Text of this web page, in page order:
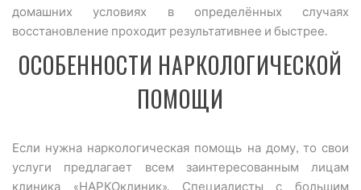
домашних условиях в определённых случаях
восстановление проходит результативнее и быстрее.
ОСОБЕННОСТИ НАРКОЛОГИЧЕСКОЙ
ПОМОЩИ
Если нужна наркологическая помощь на дому, то свои
услуги предлагает всем заинтересованным лицам
клиника «НАРКОклиник». Специалисты с большим